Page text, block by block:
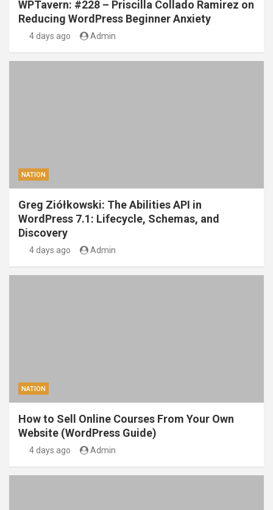
WPTavern: #228 – Priscilla Collado Ramirez on
Reducing WordPress Beginner Anxiety
4 days ago Admin
NATION
Greg Ziółkowski: The Abilities API in
WordPress 7.1: Lifecycle, Schemas, and
Discovery
4 days ago Admin
NATION
How to Sell Online Courses From Your Own
Website (WordPress Guide)
4 days ago Admin